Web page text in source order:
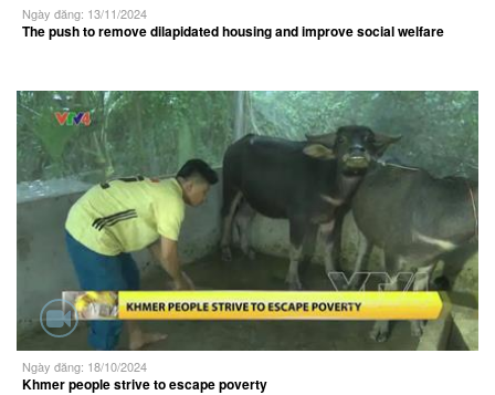
Ngày đăng: 13/11/2024
The push to remove dilapidated housing and improve social welfare
Ngày đăng: 18/10/2024
Khmer people strive to escape poverty